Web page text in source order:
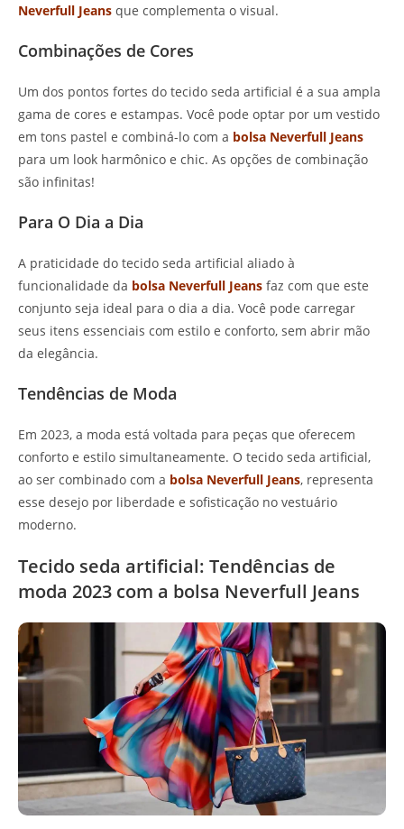
Neverfull Jeans que complementa o visual.
Combinações de Cores
Um dos pontos fortes do tecido seda artificial é a sua ampla
gama de cores e estampas. Você pode optar por um vestido
em tons pastel e combiná-lo com a bolsa Neverfull Jeans
para um look harmônico e chic. As opções de combinação
são infinitas!
Para O Dia a Dia
A praticidade do tecido seda artificial aliado à
funcionalidade da bolsa Neverfull Jeans faz com que este
conjunto seja ideal para o dia a dia. Você pode carregar
seus itens essenciais com estilo e conforto, sem abrir mão
da elegância.
Tendências de Moda
Em 2023, a moda está voltada para peças que oferecem
conforto e estilo simultaneamente. O tecido seda artificial,
ao ser combinado com a bolsa Neverfull Jeans, representa
esse desejo por liberdade e sofisticação no vestuário
moderno.
Tecido seda artificial: Tendências de
moda 2023 com a bolsa Neverfull Jeans